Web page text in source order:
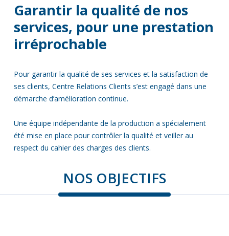
Garantir la qualité de nos
services, pour une prestation
irréprochable
Pour garantir la qualité de ses services et la satisfaction de
ses clients, Centre Relations Clients s’est engagé dans une
démarche d’amélioration continue.
Une équipe indépendante de la production a spécialement
été mise en place pour contrôler la qualité et veiller au
respect du cahier des charges des clients.
NOS OBJECTIFS